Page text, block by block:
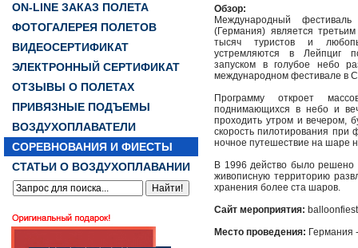
ON-LINE ЗАКАЗ ПОЛЕТА
ФОТОГАЛЕРЕЯ ПОЛЕТОВ
ВИДЕОСЕРТИФИКАТ
ЭЛЕКТРОННЫЙ СЕРТИФИКАТ
ОТЗЫВЫ О ПОЛЕТАХ
ПРИВЯЗНЫЕ ПОДЪЕМЫ
ВОЗДУХОПЛАВАТЕЛИ
СОРЕВНОВАНИЯ И ФИЕСТЫ
СТАТЬИ О ВОЗДУХОПЛАВАНИИ
Обзор:
Международный
(Германия) является
тысяч туристов и
устремляются в Лейпциг
запуском в голубое небо
международном фестивале в
Программу откроет
поднимающихся в небо и
проходить утром и вечером,
скорость пилотирования
ночное путешествие на шаре
В 1996 действо было решено
живописную территорию
хранения более ста шаров.
Сайт мероприятия:
Место проведения: Германия